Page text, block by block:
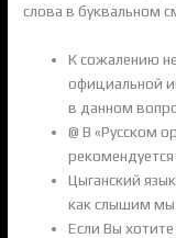
слова в буквальном
К сожалению
официальной
в данном
@ В «Русском
Цыганский
как слышим мы
Если Вы хотите